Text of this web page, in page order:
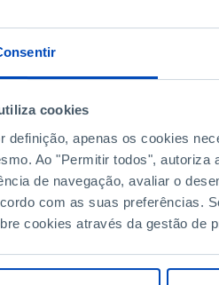
cookies
definição, apenas os cookies
Ao "Permitir todos", autoriza
de navegação, avaliar o
com as suas preferências.
cookies através da gestão de
DATA DE